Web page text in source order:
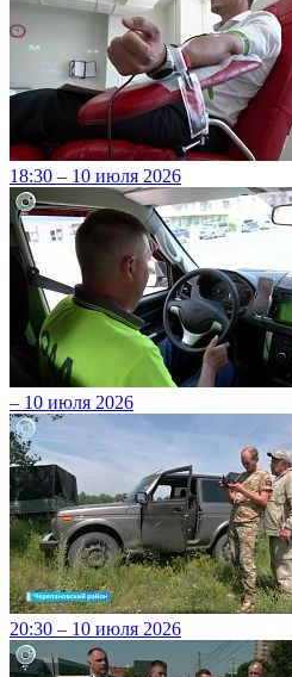
18:30 – 10 июля 2026
– 10 июля 2026
20:30 – 10 июля 2026